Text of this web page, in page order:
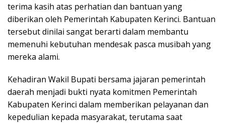
terima kasih atas perhatian dan bantuan yang
diberikan oleh Pemerintah Kabupaten Kerinci. Bantuan
tersebut dinilai sangat berarti dalam membantu
memenuhi kebutuhan mendesak pasca musibah yang
mereka alami.
Kehadiran Wakil Bupati bersama jajaran pemerintah
daerah menjadi bukti nyata komitmen Pemerintah
Kabupaten Kerinci dalam memberikan pelayanan dan
kepedulian kepada masyarakat, terutama saat